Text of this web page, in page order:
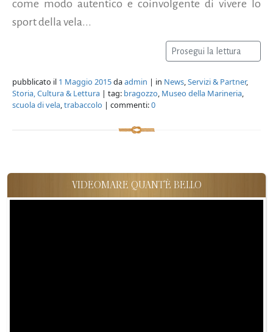
come modo autentico e coinvolgente di vivere lo
sport della vela...
Prosegui la lettura
pubblicato il 1 Maggio 2015daadmin | in News,Servizi & Partner,
Storia, Cultura & Lettura | tag: bragozzo, Museo della Marineria,
scuola di vela,trabaccolo | commenti:0
VIDEOMARE QUANT'È BELLO